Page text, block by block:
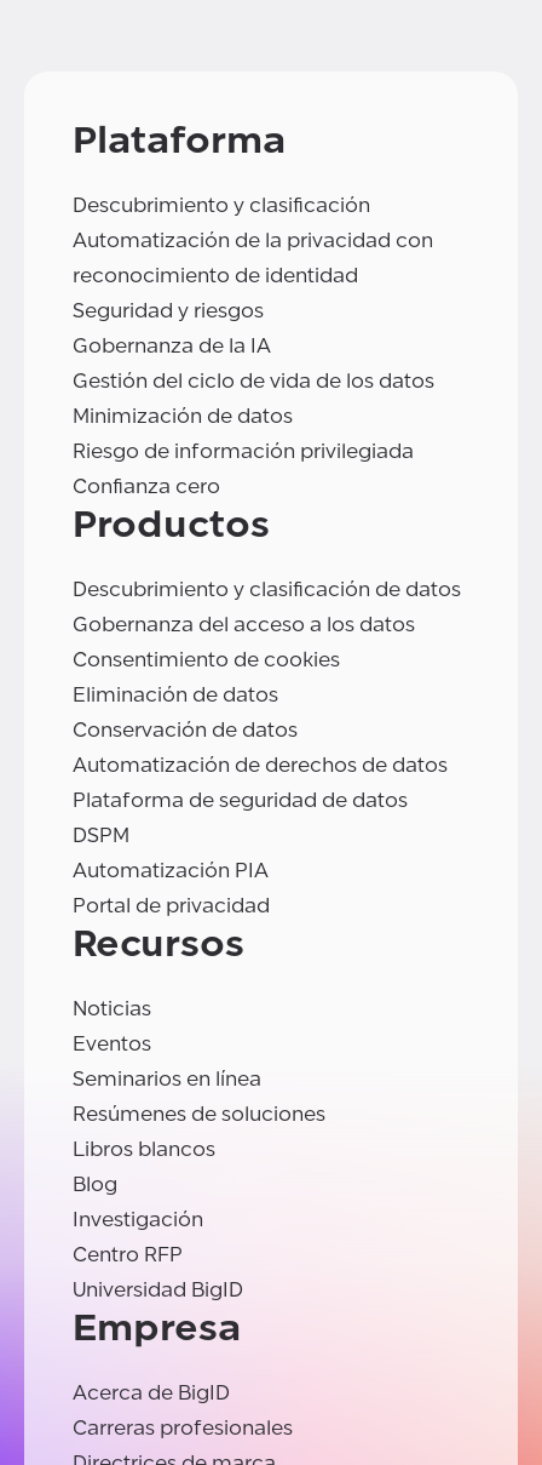
Plataforma
Descubrimiento y clasificación
Automatización de la privacidad con
reconocimiento de identidad
Seguridad y riesgos
Gobernanza de la IA
Gestión del ciclo de vida de los datos
Minimización de datos
Riesgo de información privilegiada
Confianza cero
Productos
Descubrimiento y clasificación de datos
Gobernanza del acceso a los datos
Consentimiento de cookies
Eliminación de datos
Conservación de datos
Automatización de derechos de datos
Plataforma de seguridad de datos
DSPM
Automatización PIA
Portal de privacidad
Recursos
Noticias
Eventos
Seminarios en línea
Resúmenes de soluciones
Libros blancos
Blog
Investigación
Centro RFP
Universidad BigID
Empresa
Acerca de BigID
Carreras profesionales